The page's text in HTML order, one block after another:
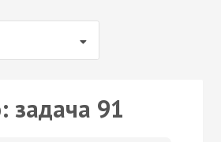
задача 91